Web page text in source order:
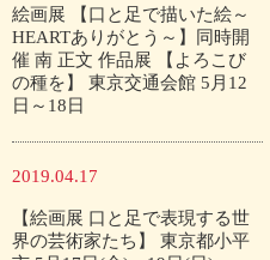
絵画展 【口と足で描いた絵～
HEARTありがとう～】同時開
催 南 正文 作品展 【よろこび
の種を】 東京交通会館 5月12
日～18日
2019.04.17
【絵画展 口と足で表現する世
界の芸術家たち】 東京都小平